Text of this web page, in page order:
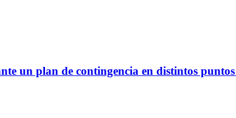
un plan de contingencia en distintos